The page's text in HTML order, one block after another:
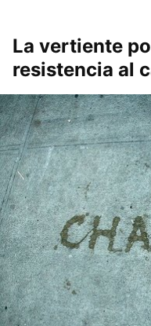
La vertiente
resistencia al